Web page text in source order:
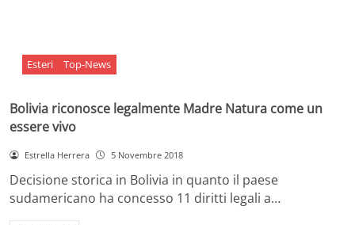
Esteri Top-News
Bolivia riconosce legalmente Madre Natura come un
essere vivo
Estrella Herrera 5 Novembre 2018
Decisione storica in Bolivia in quanto il paese
sudamericano ha concesso 11 diritti legali a…